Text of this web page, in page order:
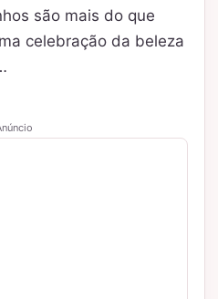
são mais do que
celebração da beleza